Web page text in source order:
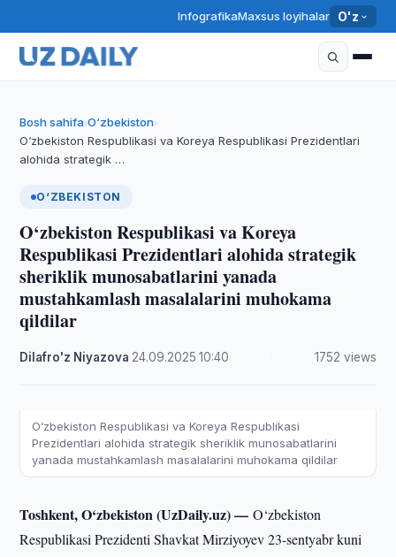
InfografikaMaxsus loyihalar O'z
Bosh sahifa›O‘zbekiston›
O‘zbekiston Respublikasi va Koreya Respublikasi Prezidentlari
alohida strategik …
O‘ZBEKISTON
O‘zbekiston Respublikasi va Koreya
Respublikasi Prezidentlari alohida strategik
sheriklik munosabatlarini yanada
mustahkamlash masalalarini muhokama
qildilar
Dilafro'z Niyazova 24.09.2025 ·10:40 1752 views
O‘zbekiston Respublikasi va Koreya Respublikasi
Prezidentlari alohida strategik sheriklik munosabatlarini
yanada mustahkamlash masalalarini muhokama qildilar
Toshkent, O‘zbekiston (UzDaily.uz) —O‘zbekiston
Respublikasi Prezidenti Shavkat Mirziyoyev 23-sentyabr kuni